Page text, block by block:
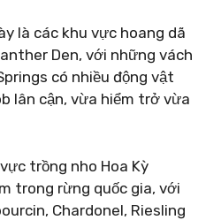
là các khu vực hoang dã
Den, với những vách
có nhiều động vật
lân cận, vừa hiểm trở vừa
trồng nho Hoa Kỳ
trong rừng quốc gia, với
Chardonel, Riesling